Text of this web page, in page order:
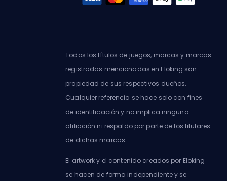
Todos los títulos de juegos, marcas y marcas
registradas mencionadas en Eloking son
propiedad de sus respectivos dueños.
Cualquier referencia se hace solo con fines
de identificación y no implica ninguna
afiliación ni respaldo por parte de los titulares
de dichas marcas.
El artwork y el contenido creados por Eloking
se hacen de forma independiente y se